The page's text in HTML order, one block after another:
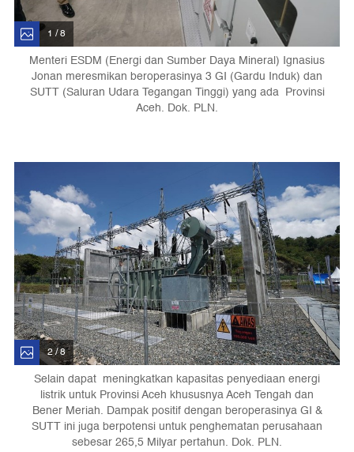
1 / 8
Menteri ESDM (Energi dan Sumber Daya Mineral) Ignasius
Jonan meresmikan beroperasinya 3 GI (Gardu Induk) dan
SUTT (Saluran Udara Tegangan Tinggi) yang ada Provinsi
Aceh. Dok. PLN.
2 / 8
Selain dapat meningkatkan kapasitas penyediaan energi
listrik untuk Provinsi Aceh khususnya Aceh Tengah dan
Bener Meriah. Dampak positif dengan beroperasinya GI &
SUTT ini juga berpotensi untuk penghematan perusahaan
sebesar 265,5 Milyar pertahun. Dok. PLN.